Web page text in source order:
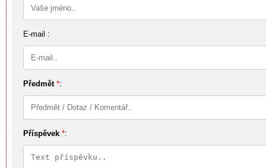
E-mail :
Předmět *:
Příspěvek *: